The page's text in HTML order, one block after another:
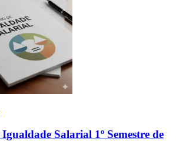
Salarial 1º Semestre de